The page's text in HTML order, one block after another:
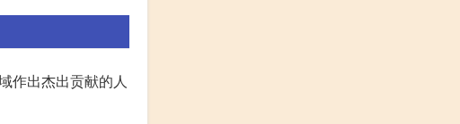
作出杰出贡献的人